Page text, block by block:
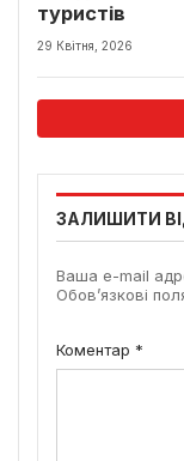
туристів
29 Квітня, 2026
ЗАЛИШИТИ
Ваша e-mail
Обов’язкові
Коментар *